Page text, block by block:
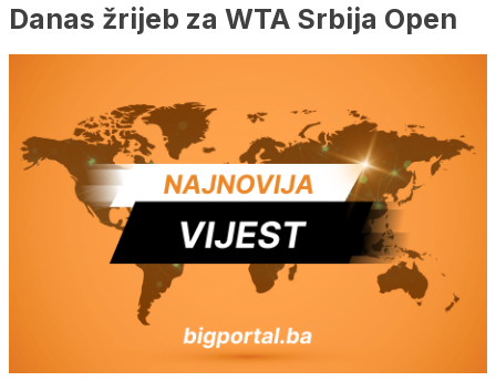
Danas žrijeb za WTA Srbija Open